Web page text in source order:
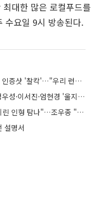
대한 많은 로컬푸드를
수요일 9시 방송된다.
'런닝맨' 조보아, 엄현경과 출연 인증샷 '찰칵'…"우리 런닝맨 촬영했어요!"
이상윤·유이 열애 인정...광희·정우성·이서진·엄현경 '울지마' 왜? "별들의 이상형"
'1대 100' 엄현경 "1300만 원 기린 인형 탐나"…조우종 "전세대출부터 갚으세요"
설명서